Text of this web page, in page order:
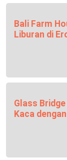
Bali Farm
Liburan di
Glass
Kaca